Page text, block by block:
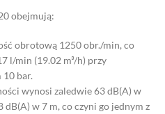
obejmują:
obrotową 1250 obr./min, co
l/min (19.02 m³/h) przy
bar.
wynosi zaledwie 63 dB(A) w
dB(A) w 7 m, co czyni go jednym z